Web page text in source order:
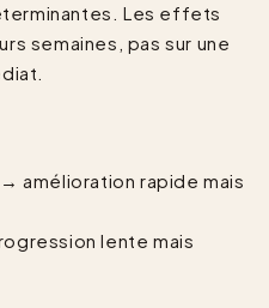
Les effets
semaines, pas sur une
amélioration rapide mais
lente mais